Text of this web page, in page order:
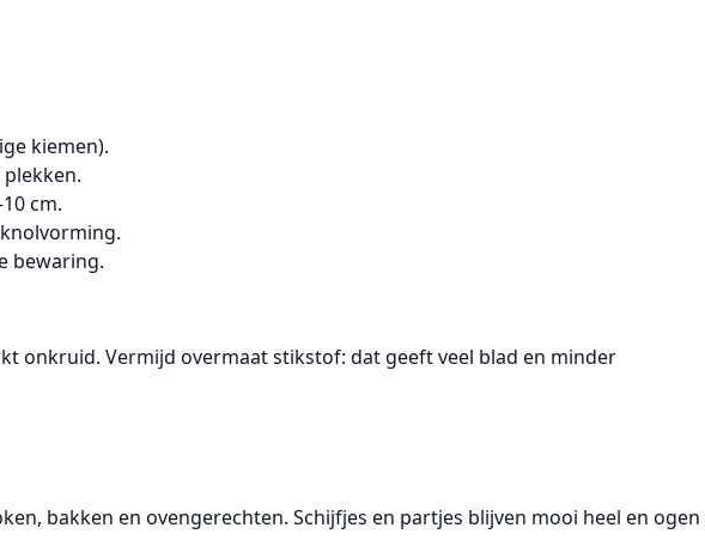
kiemen).
cm.
bewaring.
onkruid. Vermijd overmaat stikstof: dat geeft veel blad en minder
bakken en ovengerechten. Schijfjes en partjes blijven mooi heel en ogen